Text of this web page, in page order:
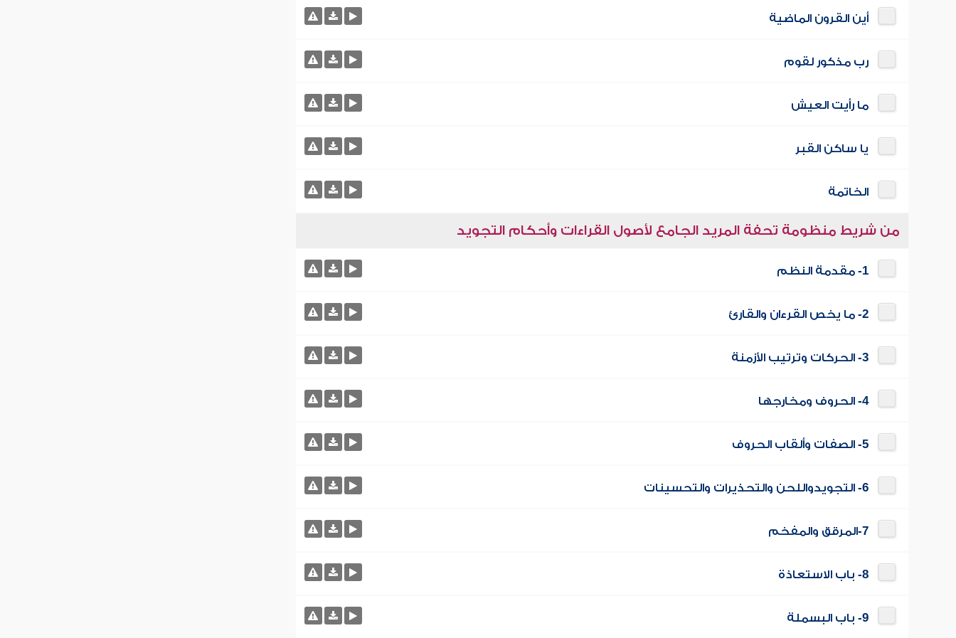
أين القرون الماضية
رب مذكور لقوم
ما رأيت العيش
يا ساكن القبر
الخاتمة
من شريط منظومة تحفة المريد الجامع لأصول القراءات وأحكام التجويد
1- مقدمة النظم
2- ما يخص القرءان والقارئ
3- الحركات وترتيب الأزمنة
4- الحروف ومخارجها
5- الصفات وألقاب الحروف
6- التجويدواللحن والتحذيرات والتحسينات
7-المرقق والمفخم
8- باب الاستعاذة
9- باب البسملة